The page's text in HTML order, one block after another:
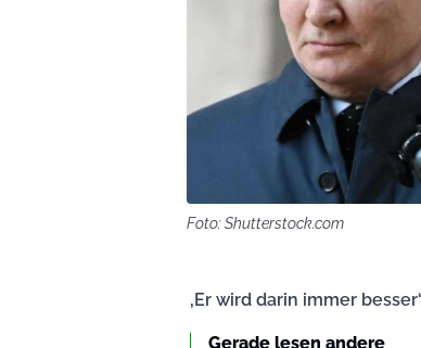
Foto: Shutterstock.com
‚Er wird darin immer
Gerade lesen andere